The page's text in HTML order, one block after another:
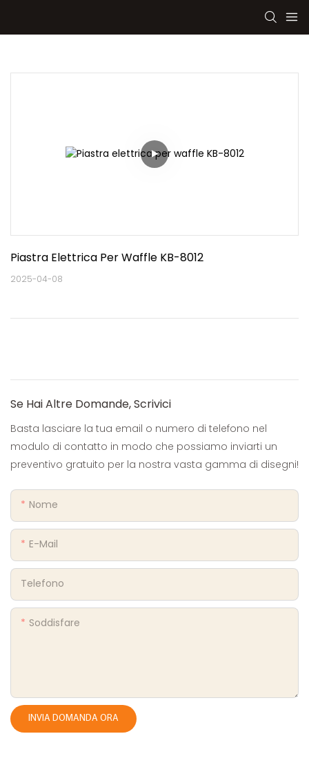
Piastra Elettrica Per Waffle KB-8012
2025-04-08
Se Hai Altre Domande, Scrivici
Basta lasciare la tua email o numero di telefono nel
modulo di contatto in modo che possiamo inviarti un
preventivo gratuito per la nostra vasta gamma di disegni!
Nome
E-Mail
Telefono
Soddisfare
INVIA DOMANDA ORA